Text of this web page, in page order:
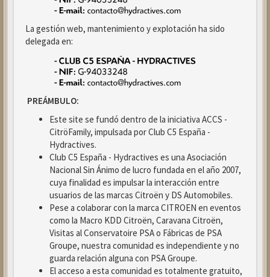
La gestión web, mantenimiento y explotación ha sido
delegada en:
PREÁMBULO:
Este site se fundó dentro de la iniciativa ACCS -
CitröFamily, impulsada por Club C5 España -
Hydractives.
Club C5 España - Hydractives es una Asociación
Nacional Sin Ánimo de lucro fundada en el año 2007,
cuya finalidad es impulsar la interacción entre
usuarios de las marcas Citroën y DS Automobiles.
Pese a colaborar con la marca CITROEN en eventos
como la Macro KDD Citroën, Caravana Citroën,
Visitas al Conservatoire PSA o Fábricas de PSA
Groupe, nuestra comunidad es independiente y no
guarda relación alguna con PSA Groupe.
El acceso a esta comunidad es totalmente gratuito,